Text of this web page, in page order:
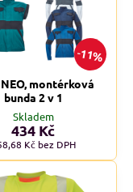
11%
montérková
bunda 2 v 1
Skladem
434 Kč
Kč bez DPH